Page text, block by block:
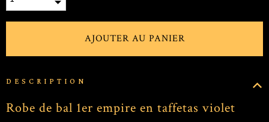
DESCRIPTION
Robe de bal 1er empire en taffetas violet